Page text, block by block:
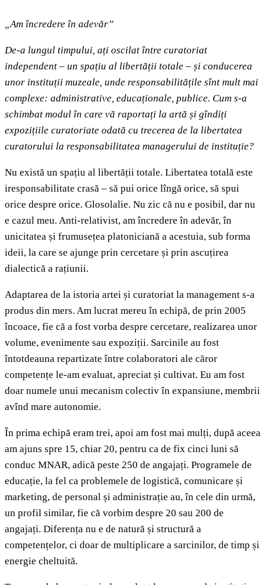
„Am încredere în adevăr”
De-a lungul timpului, ați oscilat între curatoriat
independent – un spațiu al libertății totale – și conducerea
unor instituții muzeale, unde responsabilitățile sînt mult mai
complexe: administrative, educaționale, publice. Cum s-a
schimbat modul în care vă raportați la artă și gîndiți
expozițiile curatoriate odată cu trecerea de la libertatea
curatorului la responsabilitatea managerului de instituție?
Nu există un spațiu al libertății totale. Libertatea totală este
iresponsabilitate crasă – să pui orice lîngă orice, să spui
orice despre orice. Glosolalie. Nu zic că nu e posibil, dar nu
e cazul meu. Anti-relativist, am încredere în adevăr, în
unicitatea și frumusețea platoniciană a acestuia, sub forma
ideii, la care se ajunge prin cercetare și prin ascuțirea
dialectică a rațiunii.
Adaptarea de la istoria artei și curatoriat la management s-a
produs din mers. Am lucrat mereu în echipă, de prin 2005
încoace, fie că a fost vorba despre cercetare, realizarea unor
volume, evenimente sau expoziții. Sarcinile au fost
întotdeauna repartizate între colaboratori ale căror
competențe le-am evaluat, apreciat și cultivat. Eu am fost
doar numele unui mecanism colectiv în expansiune, membrii
avînd mare autonomie.
În prima echipă eram trei, apoi am fost mai mulți, după aceea
am ajuns spre 15, chiar 20, pentru ca de fix cinci luni să
conduc MNAR, adică peste 250 de angajați. Programele de
educație, la fel ca problemele de logistică, comunicare și
marketing, de personal și administrație au, în cele din urmă,
un profil similar, fie că vorbim despre 20 sau 200 de
angajați. Diferența nu e de natură și structură a
competențelor, ci doar de multiplicare a sarcinilor, de timp și
energie cheltuită.